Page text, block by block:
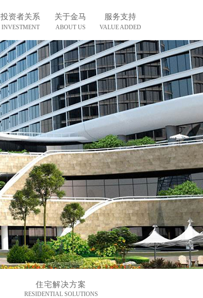
投资者关系
INVESTMENT
关于金马
ABOUT US
服务支持
VALUE ADDED
住宅解决方案
RESIDENTIAL SOLUTIONS